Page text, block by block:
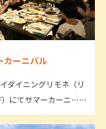
ーニバル
ダイニングリモネ（リ
）にてサマーカーニ……